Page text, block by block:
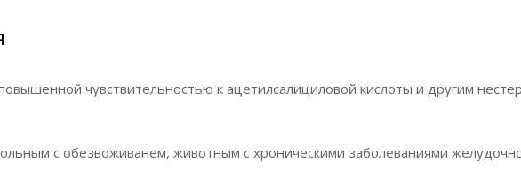
чувствительностью к ацетилсалициловой кислоты и другим
с обезвоживанем, животным с хроническими заболеваниями